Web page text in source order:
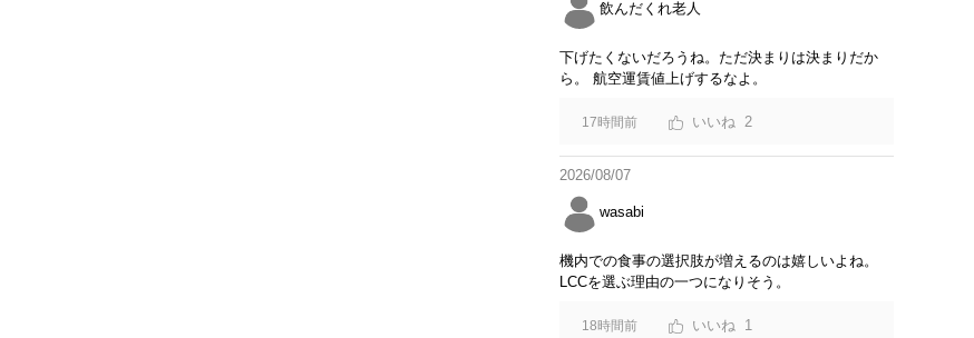
飲んだくれ老人
下げたくないだろうね。ただ決まりは決まりだか
ら。 航空運賃値上げするなよ。
17時間前 2
2026/08/07
wasabi
機内での食事の選択肢が増えるのは嬉しいよね。
LCCを選ぶ理由の一つになりそう。
18時間前 1